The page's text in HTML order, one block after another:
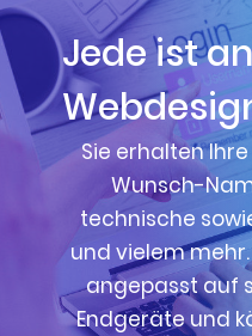
Jede ist
Sie erhalten
Wunsch-
technische
und vielem
angepasst auf
Endgeräte und